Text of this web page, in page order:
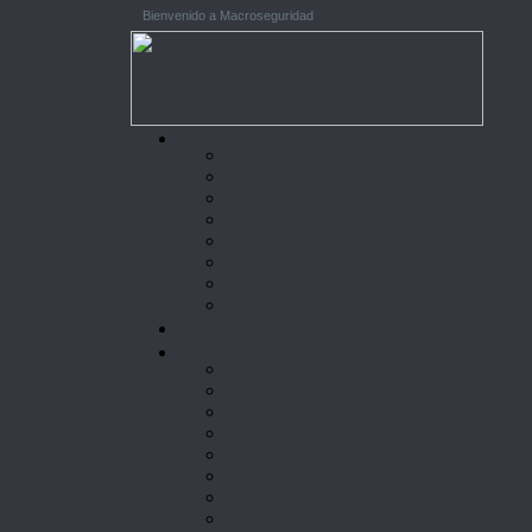
Bienvenido a Macroseguridad